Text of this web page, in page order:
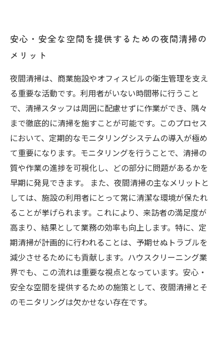
安心・安全な空間を提供するための夜間清掃の
メリット
夜間清掃は、商業施設やオフィスビルの衛生管理を支え
る重要な活動です。利用者がいない時間帯に行うこと
で、清掃スタッフは周囲に配慮せずに作業ができ、隅々
まで徹底的に清掃を施すことが可能です。このプロセス
において、定期的なモニタリングシステムの導入が極め
て重要になります。モニタリングを行うことで、清掃の
質や作業の進捗を可視化し、どの部分に問題があるかを
早期に発見できます。 また、夜間清掃の主なメリットと
しては、施設の利用者にとって常に清潔な環境が保たれ
ることが挙げられます。これにより、来訪者の満足度が
高まり、結果として業務の効率も向上します。特に、定
期清掃が計画的に行われることは、予期せぬトラブルを
減少させるためにも貢献します。ハウスクリーニング業
界でも、この流れは重要な視点となっています。安心・
安全な空間を提供するための施策として、夜間清掃とそ
のモニタリングは欠かせない存在です。